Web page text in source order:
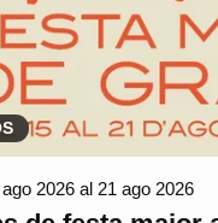
2026 al 21 ago 2026